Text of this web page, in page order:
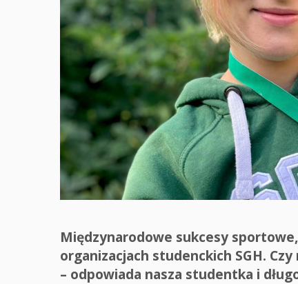
Międzynarodowe sukcesy
organizacjach studenckich SGH.
– odpowiada nasza studentka i